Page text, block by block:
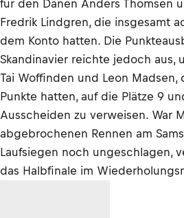
für den Dänen Anders Thomsen
Fredrik Lindgren, die insgesamt
dem Konto hatten. Die
Skandinavier reichte jedoch aus,
Tai Woffinden und Leon Madsen,
Punkte hatten, auf die Plätze 9
Ausscheiden zu verweisen. War
abgebrochenen Rennen am
Laufsiegen noch ungeschlagen,
das Halbfinale im